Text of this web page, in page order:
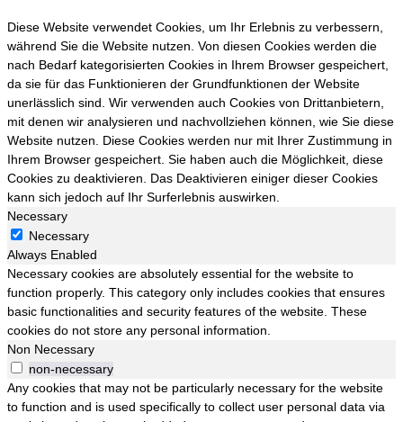
Diese Website verwendet Cookies, um Ihr Erlebnis zu verbessern,
während Sie die Website nutzen. Von diesen Cookies werden die
nach Bedarf kategorisierten Cookies in Ihrem Browser gespeichert,
da sie für das Funktionieren der Grundfunktionen der Website
unerlässlich sind. Wir verwenden auch Cookies von Drittanbietern,
mit denen wir analysieren und nachvollziehen können, wie Sie diese
Website nutzen. Diese Cookies werden nur mit Ihrer Zustimmung in
Ihrem Browser gespeichert. Sie haben auch die Möglichkeit, diese
Cookies zu deaktivieren. Das Deaktivieren einiger dieser Cookies
kann sich jedoch auf Ihr Surferlebnis auswirken.
Necessary
Necessary
Always Enabled
Necessary cookies are absolutely essential for the website to
function properly. This category only includes cookies that ensures
basic functionalities and security features of the website. These
cookies do not store any personal information.
Non Necessary
non-necessary
Any cookies that may not be particularly necessary for the website
to function and is used specifically to collect user personal data via